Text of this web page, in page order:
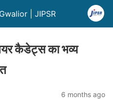
| JIPSR
कैडेट्स का भव्य
6 months ago